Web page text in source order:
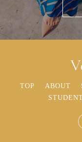
TOP ABOUT